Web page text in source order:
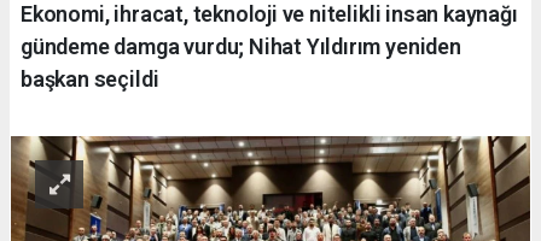
Ekonomi, ihracat, teknoloji ve nitelikli insan kaynağı
gündeme damga vurdu; Nihat Yıldırım yeniden
başkan seçildi